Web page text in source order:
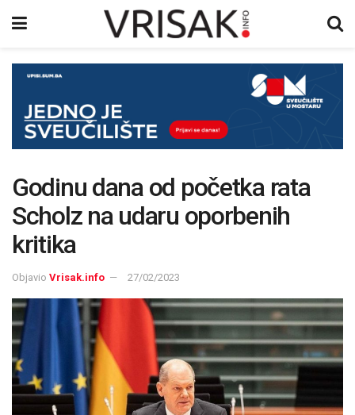
Godinu dana od početka rata
Scholz na udaru oporbenih
kritika
Objavio Vrisak.info 27/02/2023